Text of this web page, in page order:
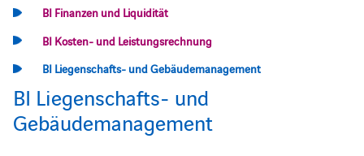
BI Finanzen und Liquidität
BI Kosten- und Leistungsrechnung
BI Liegenschafts- und Gebäudemanagement
BI Liegenschafts- und
Gebäudemanagement